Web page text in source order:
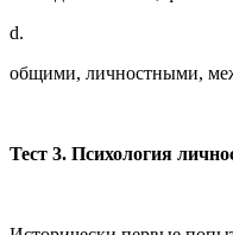
d.
общими, личностными,
Тест 3. Психология